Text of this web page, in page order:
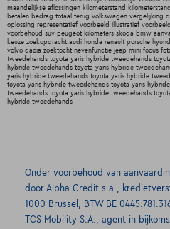
maandelijkse aflossingen kilometerstand
betalen bedrag totaal terug volkswagen vergelijking
oplossing representatief voorbeeld illustratief
voorbehoud suv peugeot kilometers skoda bmw
keuze zoekopdracht audi honda renault porsche
volvo dacia zoektocht nevenfunctie jeep mini focus
tweedehands toyota yaris hybride tweedehands
hybride tweedehands toyota yaris hybride
yaris hybride tweedehands toyota yaris hybride
toyota yaris hybride tweedehands toyota yaris
tweedehands toyota yaris hybride tweedehands
hybride tweedehands
Onder voorbehoud van
door Alpha Credit s.a.,
1000 Brussel, BTW BE
TCS Mobility S.A., agent in